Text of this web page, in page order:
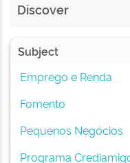
Discover
Subject
Emprego e Renda
Fomento
Pequenos Negócios
Programa